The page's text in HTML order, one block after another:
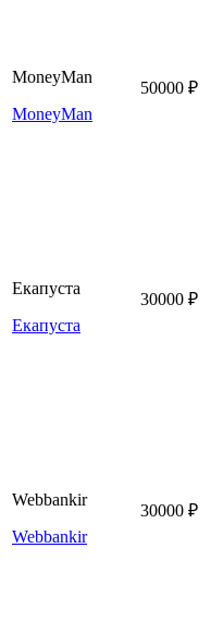
MoneyMan
MoneyMan
50000 ₽
Екапуста
Екапуста
30000 ₽
Webbankir
Webbankir
30000 ₽